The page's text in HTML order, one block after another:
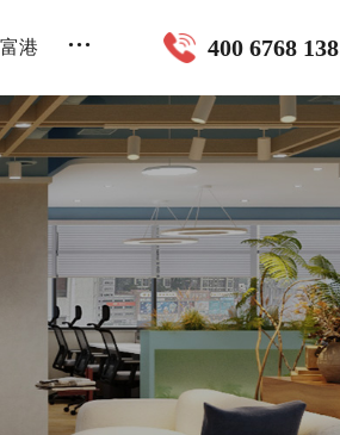
港 ... 400 6768 138
全